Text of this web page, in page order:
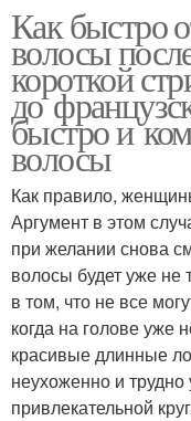
Как быстро
волосы
короткой
до
быстро и
волосы
Как правило,
Аргумент в этом
при желании снова
волосы будет уже не
в том, что не все
когда на голове уже
красивые длинные
неухоженно и
привлекательной